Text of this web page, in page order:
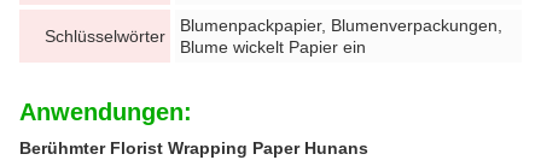
Schlüsselwörter
Blumenpackpapier, Blumenverpackungen,
Blume wickelt Papier ein
Anwendungen:
Berühmter Florist Wrapping Paper Hunans